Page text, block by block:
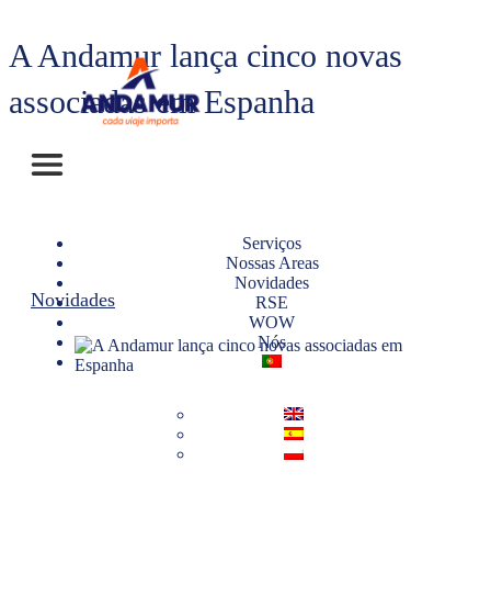
Serviços
Nossas Areas
Novidades
RSE
WOW
Nós
A Andamur lança cinco novas
associadas em Espanha
Novidades